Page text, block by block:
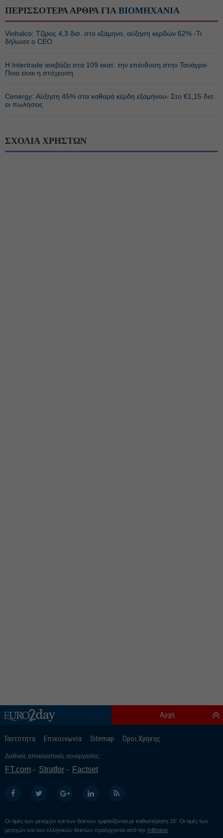
ΠΕΡΙΣΣΟΤΕΡΑ ΑΡΘΡΑ ΓΙΑ ΒΙΟΜΗΧΑΝΙΑ
Viohalco: Τζίρος 4,3 δισ. στο εξάμηνο, αύξηση κερδών 62% -Τι
δήλωσε ο CEO
Η Intertrade ανεβάζει στα 109 εκατ. την επένδυση στην Τανάγρα-
Ποια είναι η στόχευση
Cenergy: Αύξηση 45% στα καθαρά κέρδη εξαμήνου- Στο €1,15 δισ.
οι πωλήσεις
ΣΧΟΛΙΑ ΧΡΗΣΤΩΝ
Ταυτότητα Επικοινωνία Sitemap Οροι Χρήσης
Αρχή
Διεθνείς αποκλειστικές συνεργασίες:
FT.com Stratfor Factset
Οι τιμές των μετοχών και των δεικτών εμφανίζονται με καθυστέρηση 15’. Οι τιμές των
μετοχών και των ελληνικών δεικτών προέρχονται από την InBroker